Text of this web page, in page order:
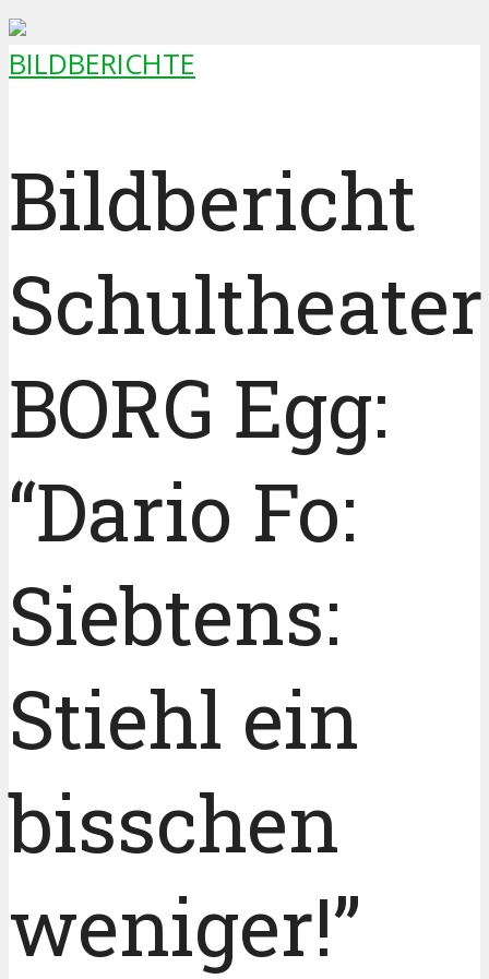
BILDBERICHTE
Bildbericht
Schultheater
BORG Egg:
“Dario Fo:
Siebtens:
Stiehl ein
bisschen
weniger!”